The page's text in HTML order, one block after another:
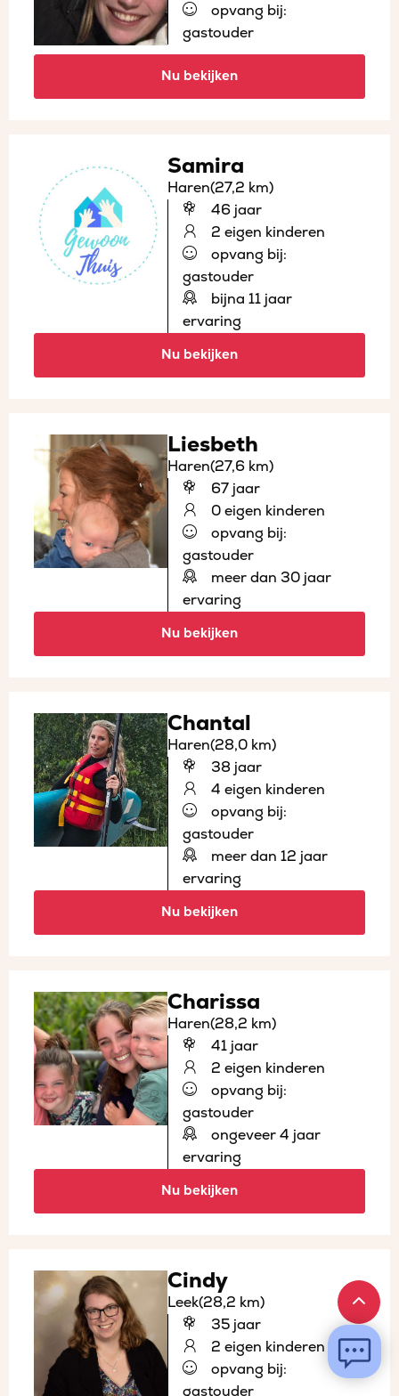
opvang bij:
gastouder
Nu bekijken
Samira
Haren(27,2 km)
46 jaar
2 eigen kinderen
opvang bij:
gastouder
bijna 11 jaar
ervaring
Nu bekijken
Liesbeth
Haren(27,6 km)
67 jaar
0 eigen kinderen
opvang bij:
gastouder
meer dan 30 jaar
ervaring
Nu bekijken
Chantal
Haren(28,0 km)
38 jaar
4 eigen kinderen
opvang bij:
gastouder
meer dan 12 jaar
ervaring
Nu bekijken
Charissa
Haren(28,2 km)
41 jaar
2 eigen kinderen
opvang bij:
gastouder
ongeveer 4 jaar
ervaring
Nu bekijken
Cindy
Leek(28,2 km)
35 jaar
2 eigen kinderen
opvang bij:
gastouder